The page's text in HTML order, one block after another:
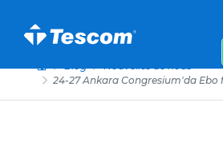
Blog
Nouvelles de nous
24-27 Ankara Congresium'da Ebo